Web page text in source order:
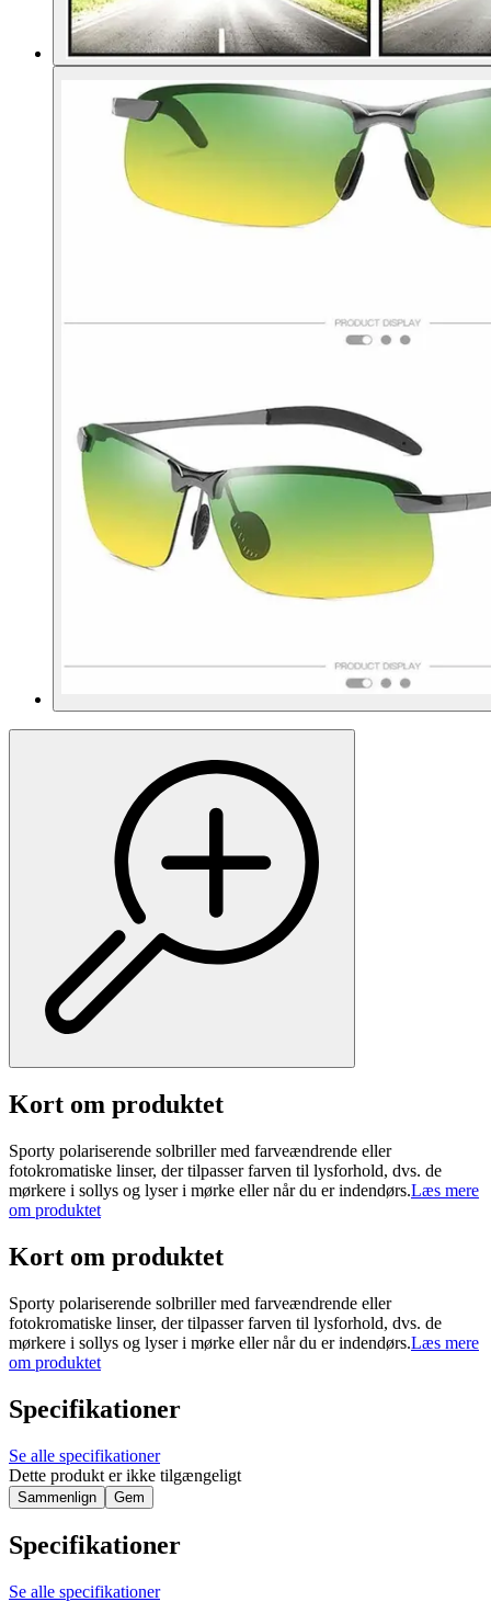
Kort om produktet
Sporty polariserende solbriller med farveændrende eller
fotokromatiske linser, der tilpasser farven til lysforhold, dvs. de
mørkere i sollys og lyser i mørke eller når du er indendørs.Læs mere
om produktet
Kort om produktet
Sporty polariserende solbriller med farveændrende eller
fotokromatiske linser, der tilpasser farven til lysforhold, dvs. de
mørkere i sollys og lyser i mørke eller når du er indendørs.Læs mere
om produktet
Specifikationer
Se alle specifikationer
Dette produkt er ikke tilgængeligt
Sammenlign Gem
Specifikationer
Se alle specifikationer